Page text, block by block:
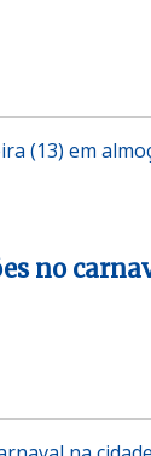
(13) em
no